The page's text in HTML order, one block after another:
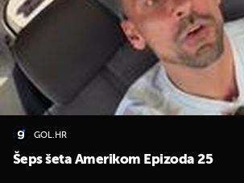
GOL.HR
Šeps šeta Amerikom Epizoda 25